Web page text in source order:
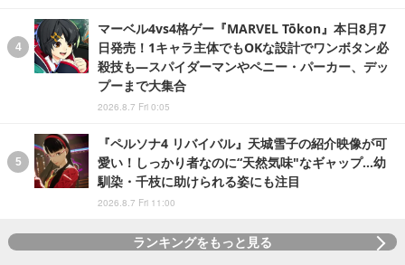
マーベル4vs4格ゲー『MARVEL Tōkon』本日8月7
日発売！1キャラ主体でもOKな設計でワンボタン必
殺技も―スパイダーマンやペニー・パーカー、デッ
プーまで大集合
2026.8.7 Fri 0:05
『ペルソナ4 リバイバル』天城雪子の紹介映像が可
愛い！しっかり者なのに“天然気味"なギャップ…幼
馴染・千枝に助けられる姿にも注目
2026.8.7 Fri 11:00
ランキングをもっと見る